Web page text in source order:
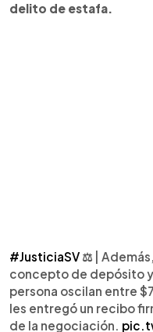
delito de estafa.
#JusticiaSV ⚖️ |
concepto de depósito
persona oscilan entre
les entregó un recibo
de la negociación.